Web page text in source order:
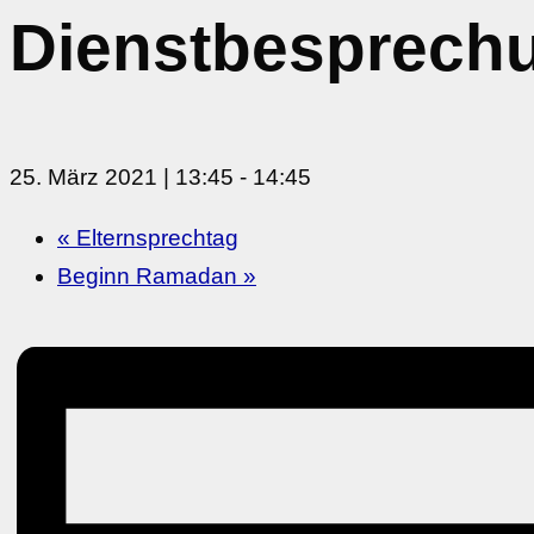
25. März 2021 | 13:45 - 14:45
« Elternsprechtag
Beginn Ramadan »